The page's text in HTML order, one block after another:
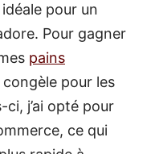
pour un
Pour gagner
pains
congèle pour les
j’ai opté pour
ce qui